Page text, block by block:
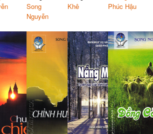
Song
Nguyễn
Khê
Phúc Hậu